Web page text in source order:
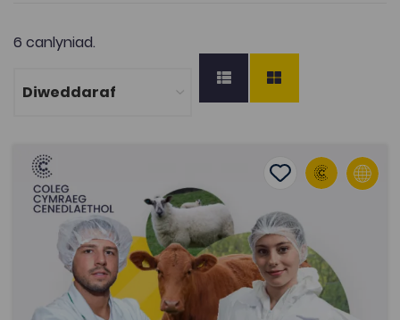
6 canlyniad.
Cynhyrchu Cig
Add to favourites
Dyddiad cyhoeddi: 2025 Add to favourites
Cynhyrchu Cig
Dwyieithog
Tagiau
Ôl-16
Amaethyddiaeth
Gwyddorau Amaethyddol
Addysg Ôl-16